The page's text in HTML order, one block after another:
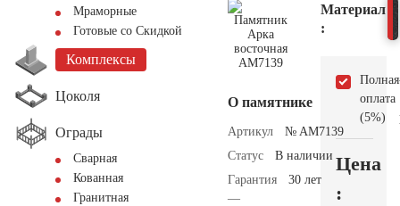
Мраморные
Готовые со Скидкой
Комплексы
Цоколя
Ограды
Сварная
Кованная
Гранитная
О памятнике
Артикул
№ AM7139
Статус
В наличии
Гарантия
—
30 лет
Материал
:
Полная
оплата
(5%)
Цена
: